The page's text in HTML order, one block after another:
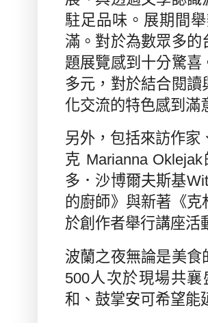
駐足品味。展期間
滿。對於為數眾多
題展覽感到十分驚
多元，對於結合閱
化交流的特色感到滿
另外，包括來訪作家
克 Marianna Oklejak
多．沙博爾夫斯基
的廚師》與新著《
於創作者舉行講座活
波蘭之夜無論是美
500人次於現場共
和、鼓掌安可希望能